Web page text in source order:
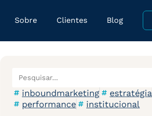
Sobre Clientes Blog
inboundmarketing
estratégia
performance
institucional